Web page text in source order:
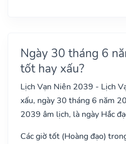
Ngày 30 tháng 6
tốt hay xấu?
Lịch Vạn Niên 2039 - Lịch
xấu, ngày 30 tháng 6 năm
2039 âm lịch, là ngày Hắc
Các giờ tốt (Hoàng đạo)